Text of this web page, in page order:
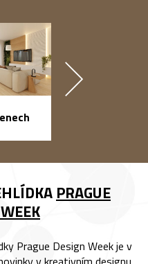
PRAGUE
Prague Design Week je v